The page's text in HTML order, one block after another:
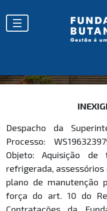
Despacho da
Processo:
Objeto: Aquisição
refrigerada,
plano de manutenção
força do art. 10 do